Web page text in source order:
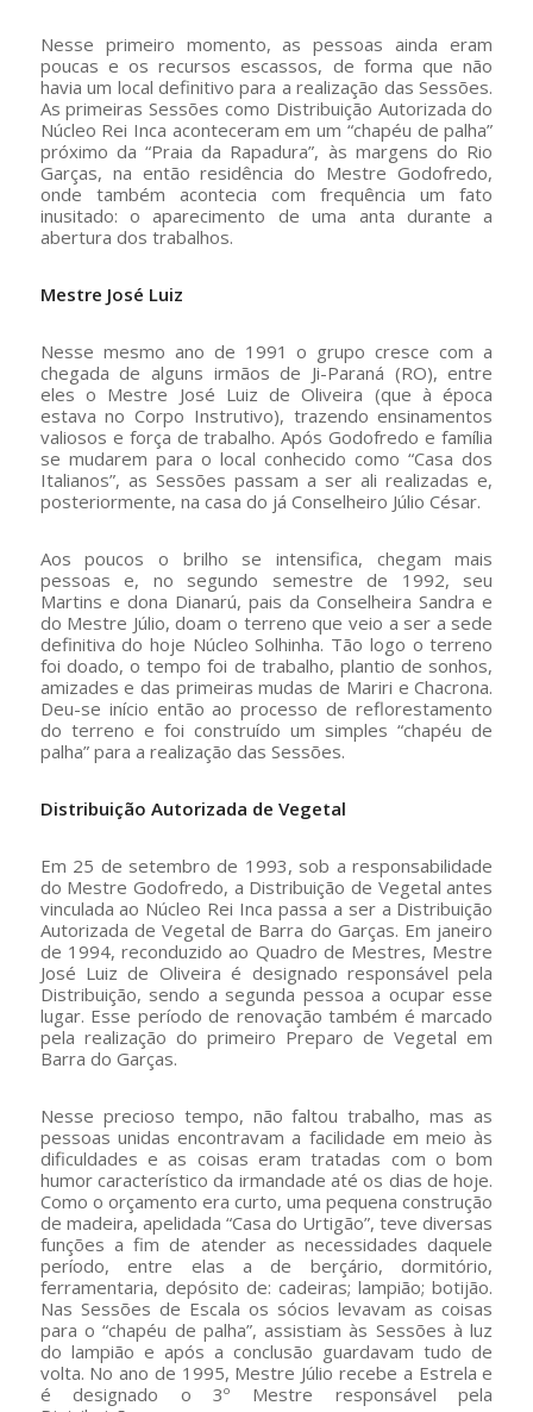
Nesse primeiro momento, as pessoas ainda eram
poucas e os recursos escassos, de forma que não
havia um local definitivo para a realização das Sessões.
As primeiras Sessões como Distribuição Autorizada do
Núcleo Rei Inca aconteceram em um “chapéu de palha”
próximo da “Praia da Rapadura”, às margens do Rio
Garças, na então residência do Mestre Godofredo,
onde também acontecia com frequência um fato
inusitado: o aparecimento de uma anta durante a
abertura dos trabalhos.
Mestre José Luiz
Nesse mesmo ano de 1991 o grupo cresce com a
chegada de alguns irmãos de Ji-Paraná (RO), entre
eles o Mestre José Luiz de Oliveira (que à época
estava no Corpo Instrutivo), trazendo ensinamentos
valiosos e força de trabalho. Após Godofredo e família
se mudarem para o local conhecido como “Casa dos
Italianos”, as Sessões passam a ser ali realizadas e,
posteriormente, na casa do já Conselheiro Júlio César.
Aos poucos o brilho se intensifica, chegam mais
pessoas e, no segundo semestre de 1992, seu
Martins e dona Dianarú, pais da Conselheira Sandra e
do Mestre Júlio, doam o terreno que veio a ser a sede
definitiva do hoje Núcleo Solhinha. Tão logo o terreno
foi doado, o tempo foi de trabalho, plantio de sonhos,
amizades e das primeiras mudas de Mariri e Chacrona.
Deu-se início então ao processo de reflorestamento
do terreno e foi construído um simples “chapéu de
palha” para a realização das Sessões.
Distribuição Autorizada de Vegetal
Em 25 de setembro de 1993, sob a responsabilidade
do Mestre Godofredo, a Distribuição de Vegetal antes
vinculada ao Núcleo Rei Inca passa a ser a Distribuição
Autorizada de Vegetal de Barra do Garças. Em janeiro
de 1994, reconduzido ao Quadro de Mestres, Mestre
José Luiz de Oliveira é designado responsável pela
Distribuição, sendo a segunda pessoa a ocupar esse
lugar. Esse período de renovação também é marcado
pela realização do primeiro Preparo de Vegetal em
Barra do Garças.
Nesse precioso tempo, não faltou trabalho, mas as
pessoas unidas encontravam a facilidade em meio às
dificuldades e as coisas eram tratadas com o bom
humor característico da irmandade até os dias de hoje.
Como o orçamento era curto, uma pequena construção
de madeira, apelidada “Casa do Urtigão”, teve diversas
funções a fim de atender as necessidades daquele
período, entre elas a de berçário, dormitório,
ferramentaria, depósito de: cadeiras; lampião; botijão.
Nas Sessões de Escala os sócios levavam as coisas
para o “chapéu de palha”, assistiam às Sessões à luz
do lampião e após a conclusão guardavam tudo de
volta. No ano de 1995, Mestre Júlio recebe a Estrela e
é designado o 3º Mestre responsável pela